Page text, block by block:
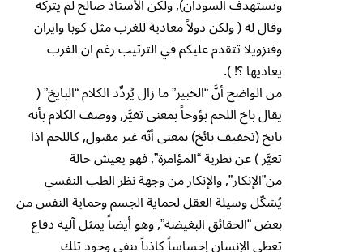
وقال له ( ولكن دولاً معادية للغرب مثل كوبا وايران
وفنزويلا تتقدم عليكم في الترتيب رغم ان الغرب
يعاديها ؟! ).
من الواضح أنَّ “الخبير” ما زال يُردِّد الكلام “البايخ” (
يقال باخ اللحم بؤوخاً بمعنى تغيَّر, ووصف الكلام بأنه
بايخ (تخفيف بائخ) بمعنى أنّه غير مقبول, كاللحم اذا
تغيَّر ) عن نظرية “المؤامرة”, فهو يعيش حالة
من”الإنكار”, والإنكار من وجهة نظر الطب النفسي
يُشكّل وسيلة العقل لحماية الجسم وحماية النفس من
بعض “الحقائق البغيضة”, وهو أيضاً يمثل آلية دفاع
تعطي الإنسان إحساساً كاذباً ينفي وجود تلك